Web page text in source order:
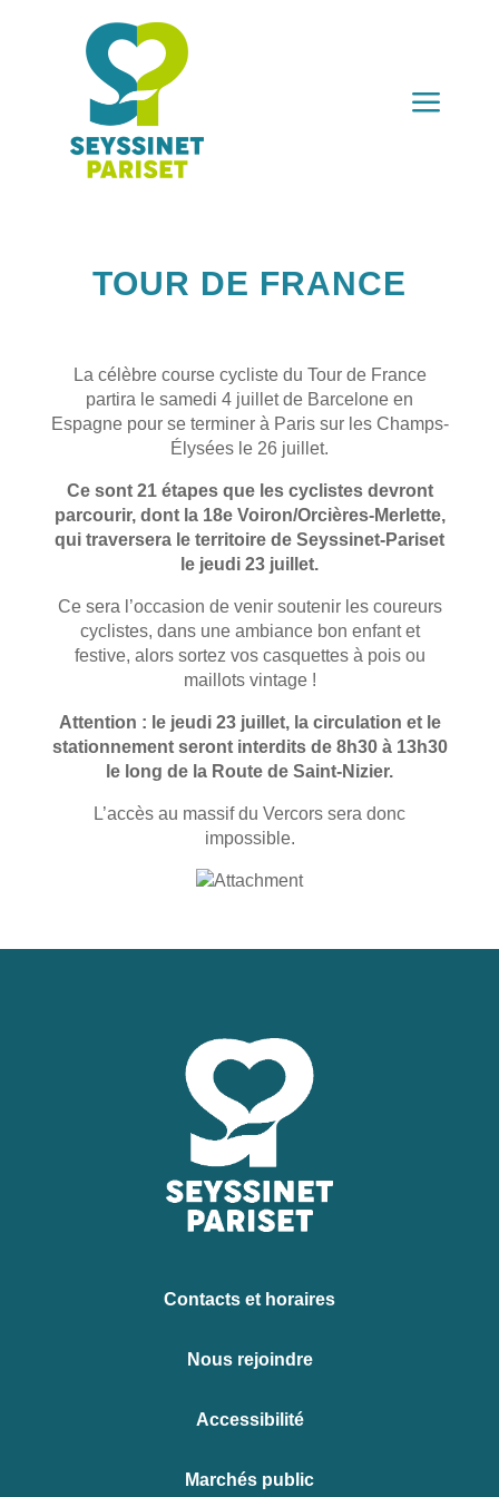
a
TOUR DE FRANCE
La célèbre course cycliste du Tour de France
partira le samedi 4 juillet de Barcelone en
Espagne pour se terminer à Paris sur les Champs-
Élysées le 26 juillet.
Ce sont 21 étapes que les cyclistes devront
parcourir, dont la 18e Voiron/Orcières-Merlette,
qui traversera le territoire de Seyssinet-Pariset
le jeudi 23 juillet.
Ce sera l’occasion de venir soutenir les coureurs
cyclistes, dans une ambiance bon enfant et
festive, alors sortez vos casquettes à pois ou
maillots vintage !
Attention : le jeudi 23 juillet, la circulation et le
stationnement seront interdits de 8h30 à 13h30
le long de la Route de Saint-Nizier.
L’accès au massif du Vercors sera donc
impossible.
Contacts et horaires
Nous rejoindre
Accessibilité
Marchés public